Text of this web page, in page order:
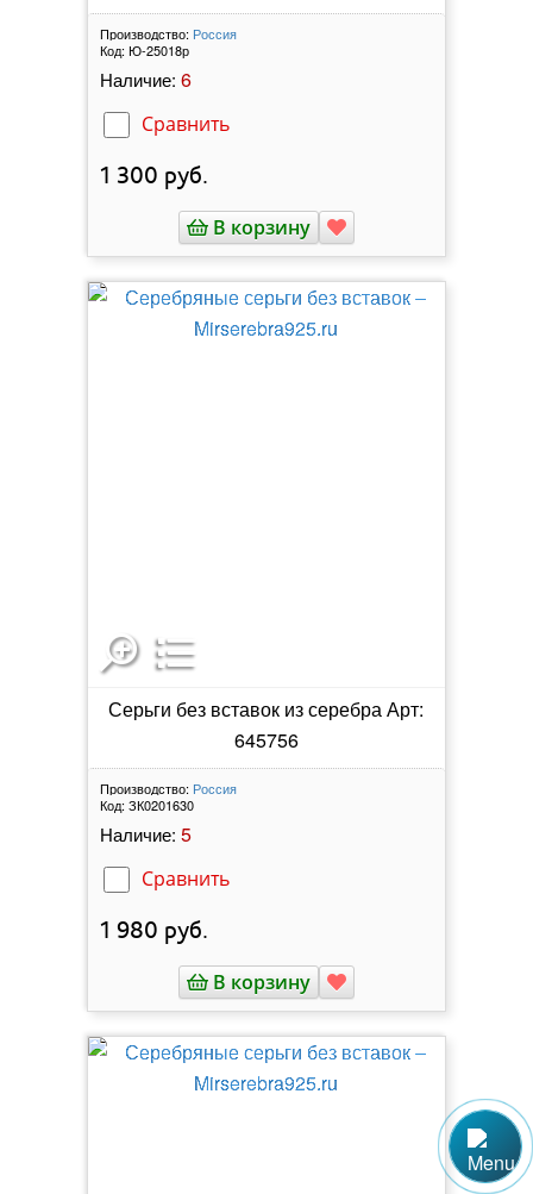
Производство: Россия
Код: Ю-25018р
Наличие: 6
Сравнить
1 300 руб.
В корзину
Серьги без вставок из серебра Арт:
645756
Производство: Россия
Код: ЗК0201630
Наличие: 5
Сравнить
1 980 руб.
В корзину